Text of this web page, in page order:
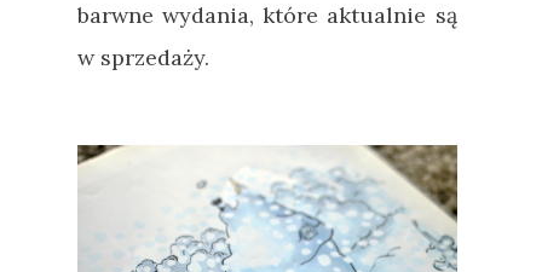
barwne wydania, które aktualnie są
w sprzedaży.